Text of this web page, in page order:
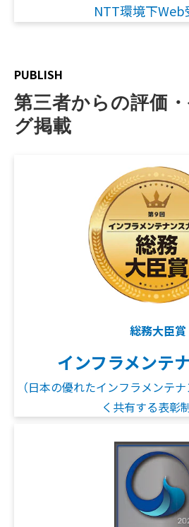
NTT環境下Web
PUBLISH
第三者からの評価
グ掲載
総務大臣賞
インフラメンテ
（日本の優れたインフラメンテ
く共有する表彰